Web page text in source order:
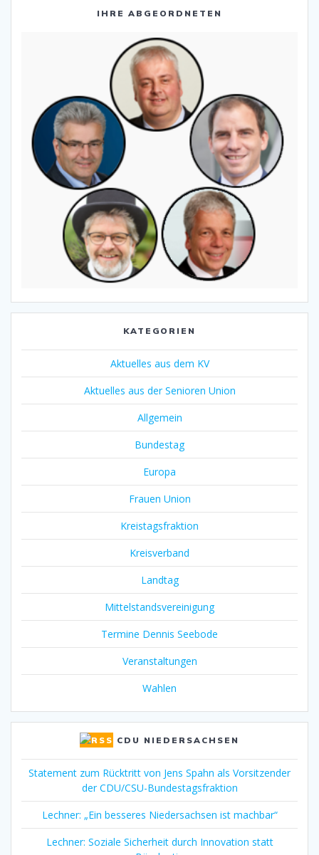
IHRE ABGEORDNETEN
KATEGORIEN
Aktuelles aus dem KV
Aktuelles aus der Senioren Union
Allgemein
Bundestag
Europa
Frauen Union
Kreistagsfraktion
Kreisverband
Landtag
Mittelstandsvereinigung
Termine Dennis Seebode
Veranstaltungen
Wahlen
CDU NIEDERSACHSEN
Statement zum Rücktritt von Jens Spahn als Vorsitzender
der CDU/CSU-Bundestagsfraktion
Lechner: „Ein besseres Niedersachsen ist machbar“
Lechner: Soziale Sicherheit durch Innovation statt